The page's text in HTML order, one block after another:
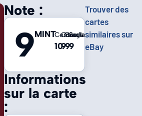
Informations
sur la carte
:
Note :
9MINTCentrage
10
Coins
9
Bords
9
Surface
9
Trouver des
cartes
similaires sur
eBay